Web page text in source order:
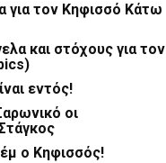
για τον Κηφισσό Κάτω
και στόχους για τον
εντός!
οι
ο Κηφισσός!